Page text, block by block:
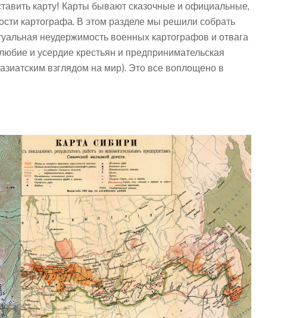
карту! Карты бывают сказочные и официальные,
картографа. В этом разделе мы решили собрать
неудержимость военных картографов и отвага
и усердие крестьян и предпринимательская
взглядом на мир). Это все воплощено в